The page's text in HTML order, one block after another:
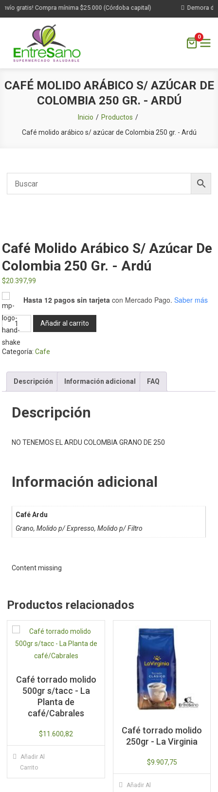
gratis! Compra mínima $25.000 (Córdoba capital) Demora de
0
CAFÉ MOLIDO ARÁBICO S/ AZÚCAR DE
COLOMBIA 250 GR. - ARDÚ
Inicio
Productos
Café molido arábico s/ azúcar de Colombia 250 gr. - Ardú
Café Molido Arábico S/ Azúcar De
Colombia 250 Gr. - Ardú
$20.397,99
Hasta 12 pagos sin tarjeta con Mercado Pago. Saber más
Café
molido
arábico
Colombia
250
Ardú
Añadir al carrito
Categoría:Cafe
Descripción Información adicional FAQ
Descripción
NO TENEMOS EL ARDU COLOMBIA GRANO DE 250
Información adicional
Café Ardu
Grano, Molido p/ Expresso, Molido p/ Filtro
Content missing
Productos relacionados
Café torrado molido
500gr s/tacc - La
Planta de
café/Cabrales
$11.600,82
Añadir Al
Carrito
Café torrado molido
250gr - La Virginia
$9.907,75
Añadir Al